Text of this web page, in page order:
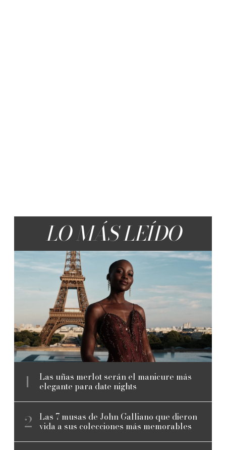
LO MÁS LEÍDO
Las uñas merlot serán el manicure más
elegante para date nights
Las 7 musas de John Galliano que dieron
vida a sus colecciones más memorables